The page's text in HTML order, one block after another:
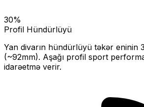
30%
Profil Hündürlüyü
Yan divarın hündürlüyü təkər eninin
(~92mm). Aşağı profil sport
idarəetmə verir.